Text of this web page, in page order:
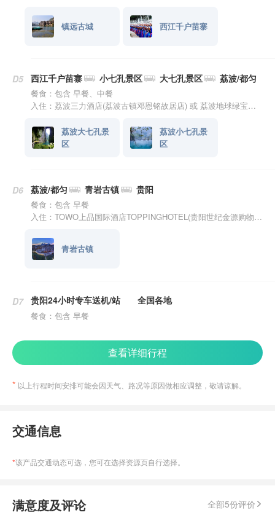
镇远古城 西江千户苗寨
D5 西江千户苗寨 小七孔景区 大七孔景区 荔波/都匀
餐食：包含 早餐、中餐
入住：荔波三力酒店(荔波古镇邓恩铭故居店) 或 荔波地球绿宝石大酒店(荔波古镇店) 或 荔晶酒店(荔波古镇邓恩铭故居店) 或 贵州饭店·臻选(荔波古镇店) 或 荔波青瑶大酒店
荔波大七孔景
区
荔波小七孔景
区
D6 荔波/都匀 青岩古镇 贵阳
餐食：包含 早餐
入住：TOWO上品国际酒店TOPPINGHOTEL(贵阳世纪金源购物中心世纪城店) 或 外滩一号酒店(贵阳云岩区未来方舟店) 或 Journey Light 旅途浮光酒店(贵阳观山湖会展城店) 或 贵阳希顿国际酒店(云岩区店) 或 贵阳善润云庭酒店(沙冲路地铁站店)
青岩古镇
D7 贵阳24小时专车送机/站 全国各地
餐食：包含 早餐
查看详细行程
以上行程时间安排可能会因天气、路况等原因做相应调整，敬请谅解。
交通信息
*该产品交通动态可选，您可在选择资源页自行选择。
满意度及评论 全部5份评价